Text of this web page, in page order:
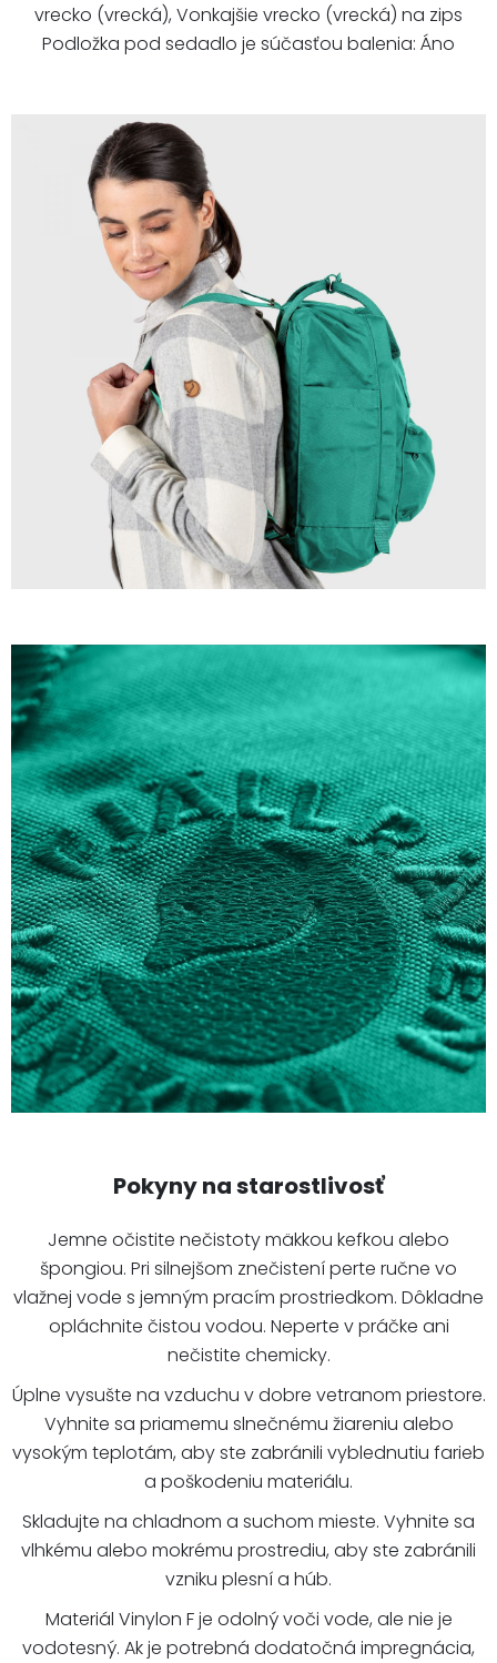
vrecko (vrecká), Vonkajšie vrecko (vrecká) na zips
Podložka pod sedadlo je súčasťou balenia: Áno
Pokyny na starostlivosť
Jemne očistite nečistoty mäkkou kefkou alebo
špongiou. Pri silnejšom znečistení perte ručne vo
vlažnej vode s jemným pracím prostriedkom. Dôkladne
opláchnite čistou vodou. Neperte v práčke ani
nečistite chemicky.
Úplne vysušte na vzduchu v dobre vetranom priestore.
Vyhnite sa priamemu slnečnému žiareniu alebo
vysokým teplotám, aby ste zabránili vyblednutiu farieb
a poškodeniu materiálu.
Skladujte na chladnom a suchom mieste. Vyhnite sa
vlhkému alebo mokrému prostrediu, aby ste zabránili
vzniku plesní a húb.
Materiál Vinylon F je odolný voči vode, ale nie je
vodotesný. Ak je potrebná dodatočná impregnácia,